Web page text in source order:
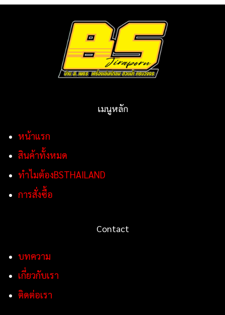
เมนูหลัก
หน้าแรก
สินค้าทั้งหมด
ทำไมต้องBSTHAILAND
การสั่งซื้อ
Contact
บทความ
เกี่ยวกับเรา
ติดต่อเรา